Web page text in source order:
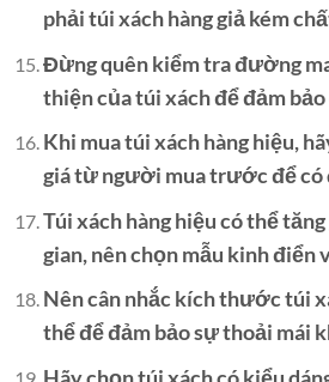
phải túi xách hàng giả kém
Đừng quên kiểm tra đường
thiện của túi xách để đảm
Khi mua túi xách hàng hiệu,
giá từ người mua trước để có
Túi xách hàng hiệu có thể
gian, nên chọn mẫu kinh điển
Nên cân nhắc kích thước túi
thể để đảm bảo sự thoải mái